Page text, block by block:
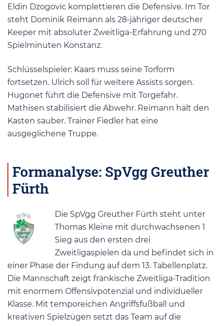
Eldin Dzogovic komplettieren die Defensive. Im Tor
steht Dominik Reimann als 28-jähriger deutscher
Keeper mit absoluter Zweitliga-Erfahrung und 270
Spielminuten Konstanz.
Schlüsselspieler: Kaars muss seine Torform
fortsetzen. Ulrich soll für weitere Assists sorgen.
Hugonet führt die Defensive mit Torgefahr.
Mathisen stabilisiert die Abwehr. Reimann hält den
Kasten sauber. Trainer Fiedler hat eine
ausgeglichene Truppe.
Formanalyse: SpVgg Greuther
Fürth
Die SpVgg Greuther Fürth steht unter
Thomas Kleine mit durchwachsenen 1
Sieg aus den ersten drei
Zweitligaspielen da und befindet sich in
einer Phase der Findung auf dem 13. Tabellenplatz.
Die Mannschaft zeigt fränkische Zweitliga-Tradition
mit enormem Offensivpotenzial und individueller
Klasse. Mit temporeichen Angriffsfußball und
kreativen Spielzügen setzt das Team auf die